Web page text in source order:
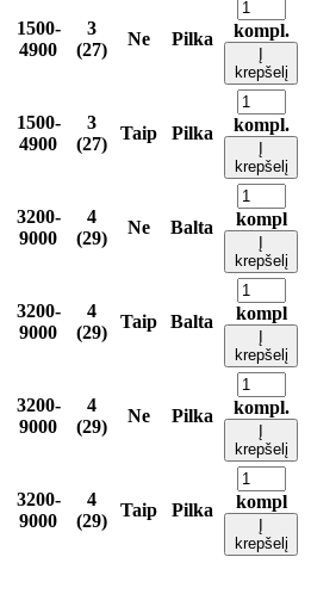
1500-
4900
3
(27)
Ne Pilka kompl.
krepšelį
1500-
4900
3
(27)
Taip Pilka kompl.
krepšelį
3200-
9000
4
(29)
Ne Balta kompl
krepšelį
3200-
9000
4
(29)
Taip Balta kompl
krepšelį
3200-
9000
4
(29)
Ne Pilka kompl.
krepšelį
3200-
9000
4
(29)
Taip Pilka kompl
krepšelį